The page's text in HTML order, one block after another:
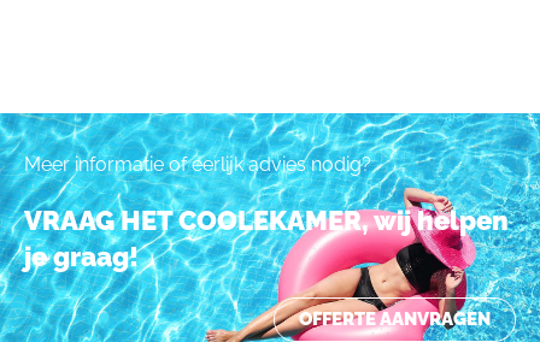
Meer informatie of eerlijk advies nodig?
VRAAG HET COOLEKAMER, wij helpen
je graag!
OFFERTE AANVRAGEN